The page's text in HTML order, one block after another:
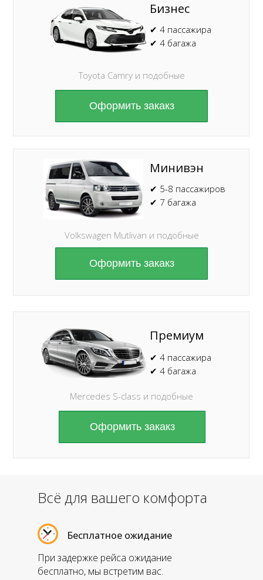
Бизнес
Toyota Camry и подобные
✔ 4 пассажира
✔ 4 багажа
Минивэн
Volkswagen Mutlivan и подобные
✔ 5-8 пассажиров
✔ 7 багажа
Премиум
Mercedes S-class и подобные
✔ 4 пассажира
✔ 4 багажа
Оформить закакз
Оформить закакз
Оформить закакз
При задержке рейса ожидание
бесплатно, мы встретим вас.
Бесплатное ожидание
Всё для вашего комфорта